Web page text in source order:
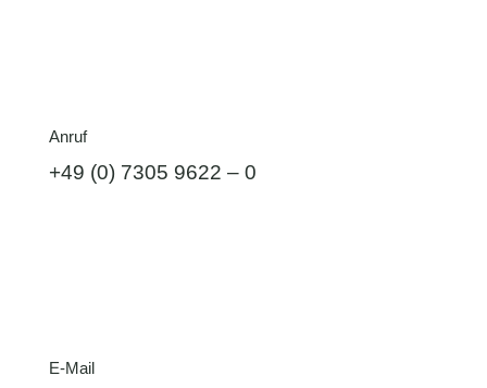
Anruf
+49 (0) 7305 9622 – 0
E-Mail